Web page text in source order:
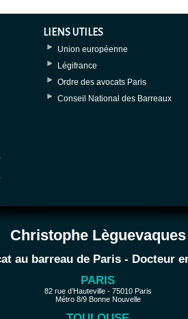
LIENS UTILES
Union européenne
Légifrance
Ordre des avocats Paris
Conseil National des Barreaux
Christophe Lèguevaques
au barreau de Paris - Docteur
PARIS
82 rue d’Hauteville - 75010 Paris
Métro 8/9 Bonne Nouvelle